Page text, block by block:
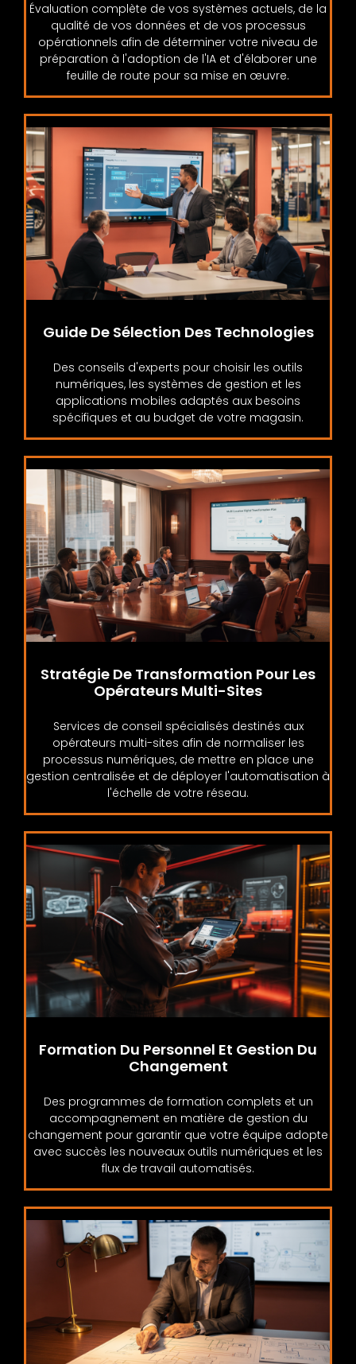
Évaluation complète de vos systèmes actuels, de la
qualité de vos données et de vos processus
opérationnels afin de déterminer votre niveau de
préparation à l'adoption de l'IA et d'élaborer une
feuille de route pour sa mise en œuvre.
Guide De Sélection Des Technologies
Des conseils d'experts pour choisir les outils
numériques, les systèmes de gestion et les
applications mobiles adaptés aux besoins
spécifiques et au budget de votre magasin.
Stratégie De Transformation Pour Les
Opérateurs Multi-Sites
Services de conseil spécialisés destinés aux
opérateurs multi-sites afin de normaliser les
processus numériques, de mettre en place une
gestion centralisée et de déployer l'automatisation à
l'échelle de votre réseau.
Formation Du Personnel Et Gestion Du
Changement
Des programmes de formation complets et un
accompagnement en matière de gestion du
changement pour garantir que votre équipe adopte
avec succès les nouveaux outils numériques et les
flux de travail automatisés.